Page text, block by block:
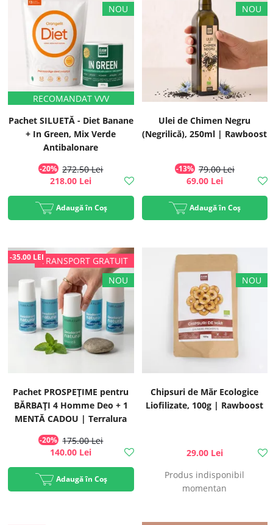
Pachet SILUETĂ - Diet Banane
+ In Green, Mix Verde
Antibalonare
-20% 272.50 Lei
218.00 Lei
Adaugă în Coș
Ulei de Chimen Negru
(Negrilică), 250ml | Rawboost
-13% 79.00 Lei
69.00 Lei
Adaugă în Coș
Pachet PROSPEȚIME pentru
BĂRBAȚI 4 Homme Deo + 1
MENTĂ CADOU | Terralura
-20% 175.00 Lei
-35.00 LEI
140.00 Lei
Adaugă în Coș
Chipsuri de Măr Ecologice
Liofilizate, 100g | Rawboost
29.00 Lei
Produs indisponibil
momentan